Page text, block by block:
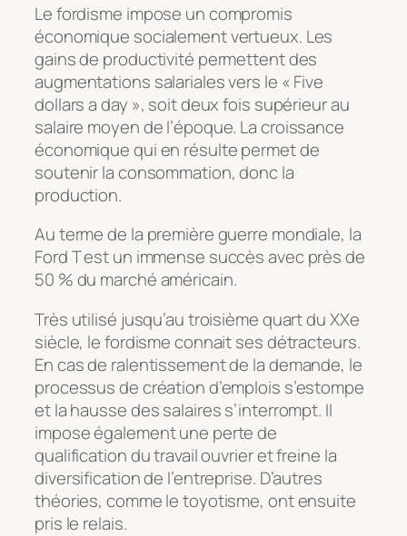
Le fordisme impose un compromis
économique socialement vertueux. Les
gains de productivité permettent des
augmentations salariales vers le « Five
dollars a day », soit deux fois supérieur au
salaire moyen de l’époque. La croissance
économique qui en résulte permet de
soutenir la consommation, donc la
production.
Au terme de la première guerre mondiale, la
Ford T est un immense succès avec près de
50 % du marché américain.
Très utilisé jusqu’au troisième quart du XXe
siècle, le fordisme connait ses détracteurs.
En cas de ralentissement de la demande, le
processus de création d’emplois s’estompe
et la hausse des salaires s’interrompt. Il
impose également une perte de
qualification du travail ouvrier et freine la
diversification de l’entreprise. D’autres
théories, comme le toyotisme, ont ensuite
pris le relais.